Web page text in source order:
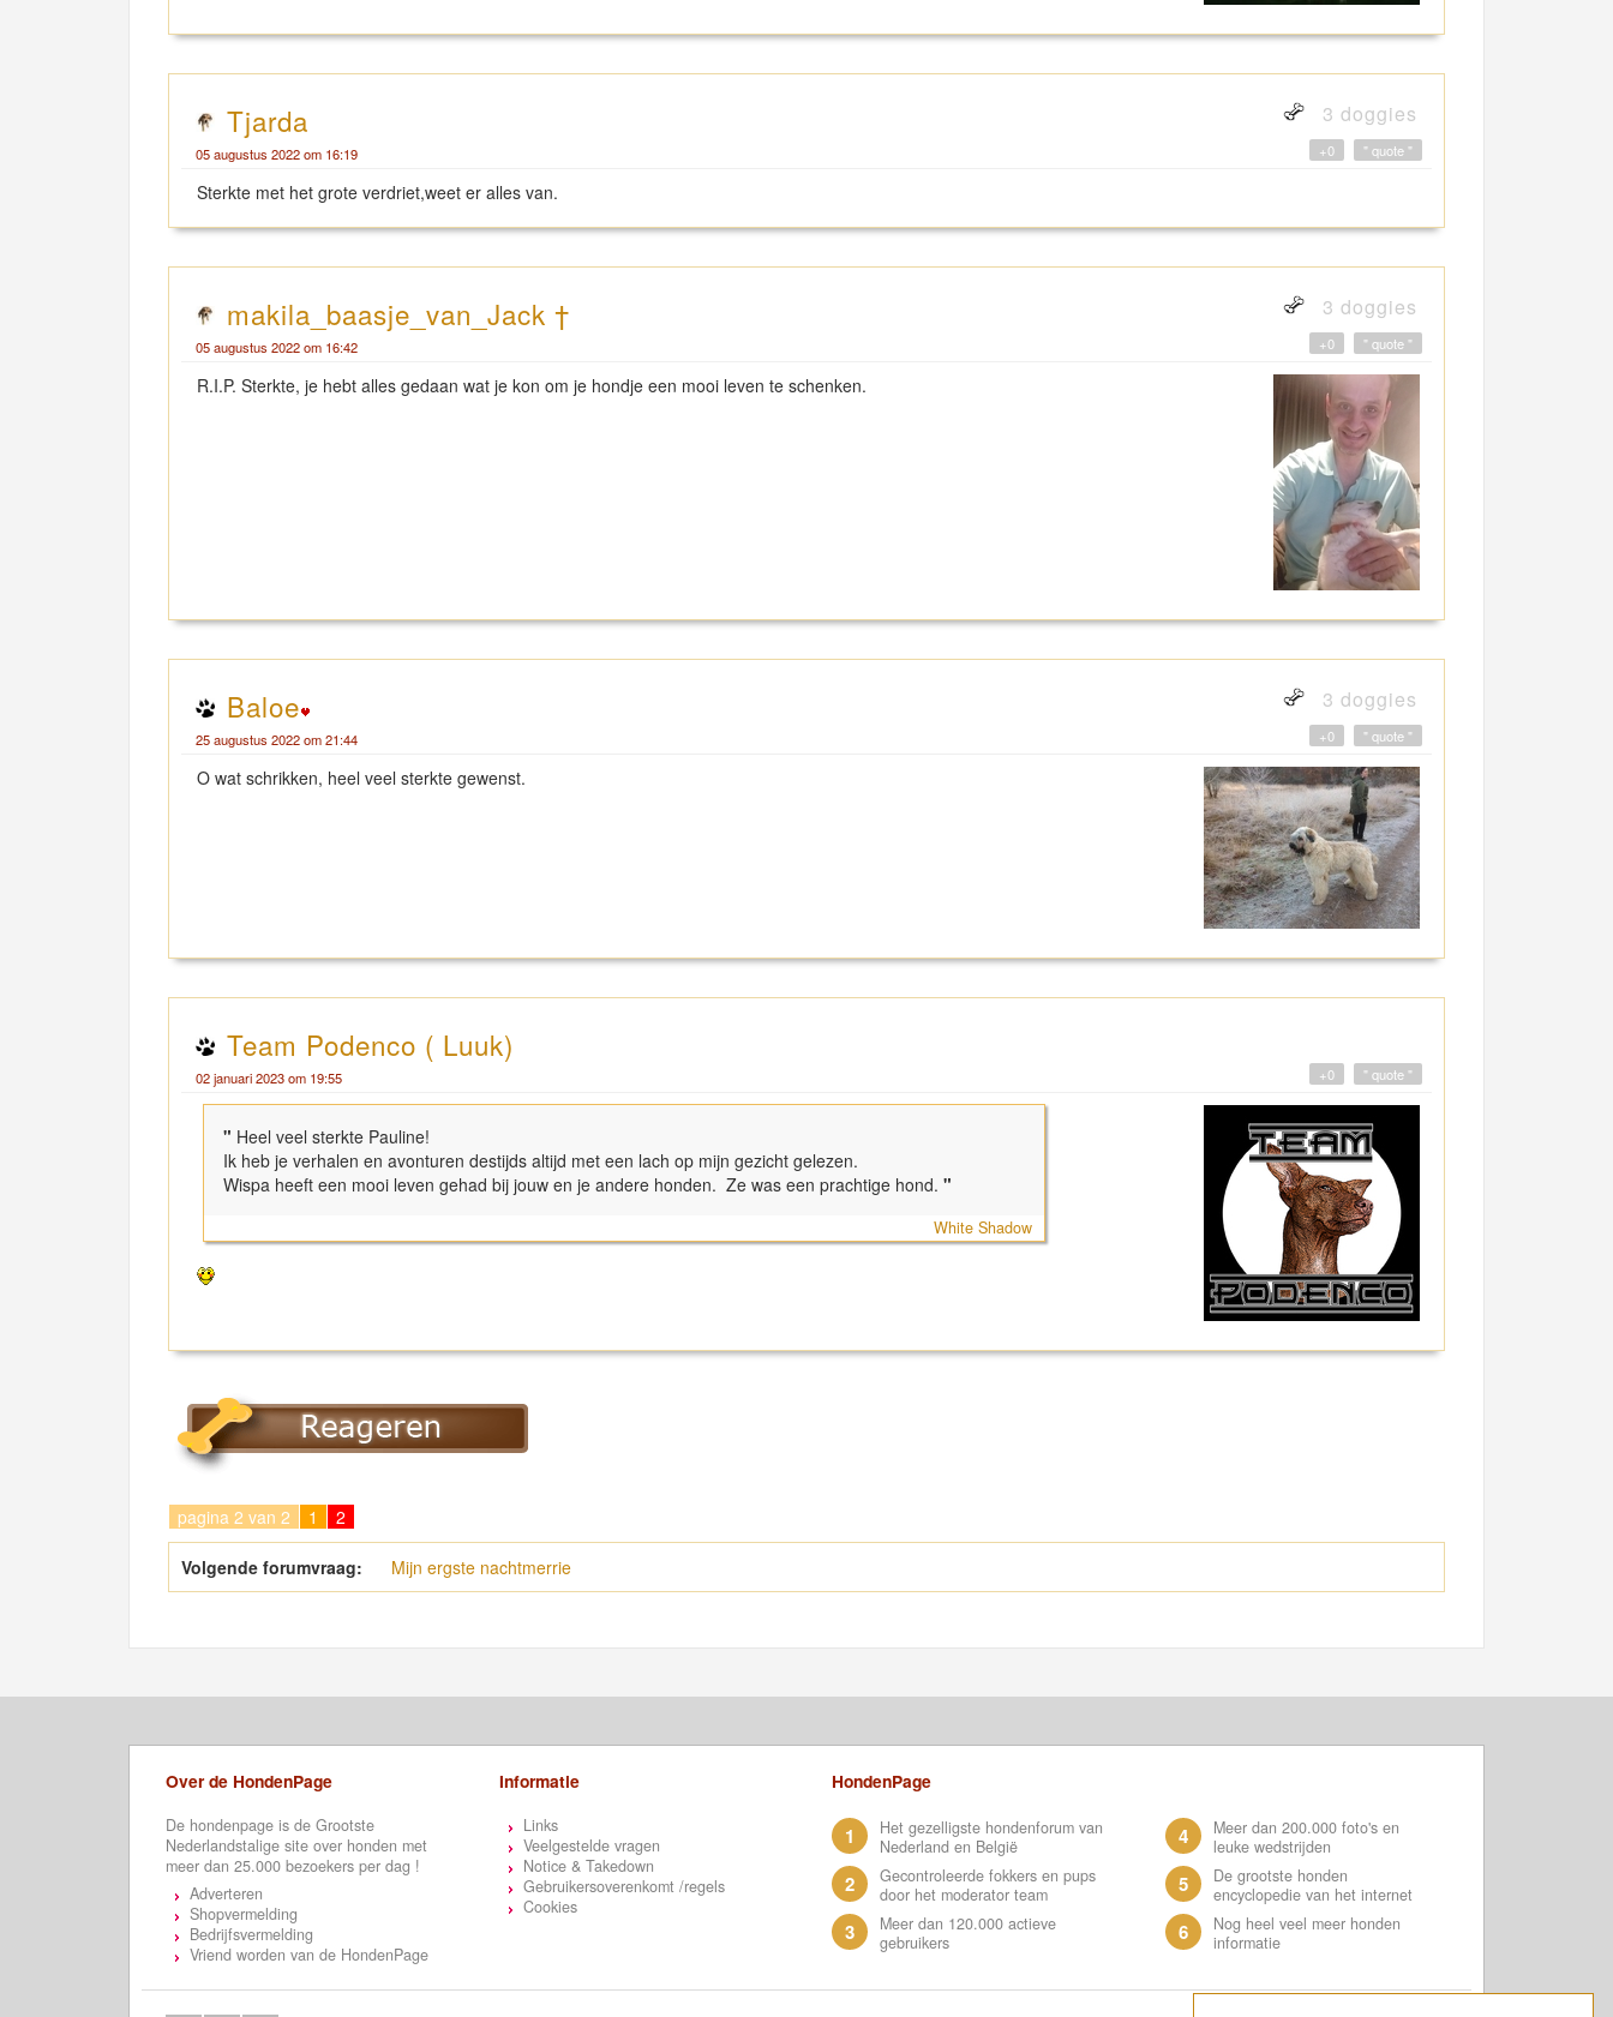
Tjarda 3 doggies
05 augustus 2022 om 16:19 " quote "
+0
Sterkte met het grote verdriet,weet er alles van.
makila_baasje_van_Jack † 3 doggies
05 augustus 2022 om 16:42 " quote "
+0
R.I.P. Sterkte, je hebt alles gedaan wat je kon om je hondje een mooi leven te schenken.
Baloe 3 doggies
25 augustus 2022 om 21:44 " quote "
+0
O wat schrikken, heel veel sterkte gewenst.
Team Podenco ( Luuk)
02 januari 2023 om 19:55 " quote "
+0
" Heel veel sterkte Pauline!
Ik heb je verhalen en avonturen destijds altijd met een lach op mijn gezicht gelezen.
Wispa heeft een mooi leven gehad bij jouw en je andere honden. Ze was een prachtige hond. "
White Shadow
pagina 2 van 2 1 2
Volgende forumvraag: Mijn ergste nachtmerrie
Over de HondenPage
De hondenpage is de Grootste
Nederlandstalige site over honden met
meer dan 25.000 bezoekers per dag !
Adverteren
Shopvermelding
Bedrijfsvermelding
Vriend worden van de HondenPage
Informatie
Links
Veelgestelde vragen
Notice & Takedown
Gebruikersoverenkomt /regels
Cookies
HondenPage
1
Het gezelligste hondenforum van
Nederland en België
2
Gecontroleerde fokkers en pups
door het moderator team
3
Meer dan 120.000 actieve
gebruikers
4
Meer dan 200.000 foto's en
leuke wedstrijden
5
De grootste honden
encyclopedie van het internet
6
Nog heel veel meer honden
informatie